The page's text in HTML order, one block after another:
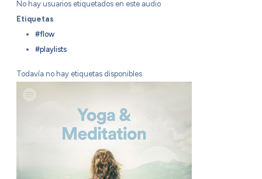
No hay usuarios etiquetados en este audio
Etiquetas
#flow
#playlists
Todavía no hay etiquetas disponibles